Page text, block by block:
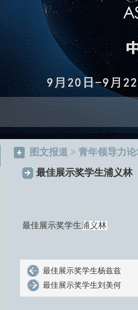
图文报道 > 青年领导力
最佳展示奖学生浦义林
最佳展示奖学生浦义林
最佳展示奖学生杨兹兹
最佳展示奖学生刘美何